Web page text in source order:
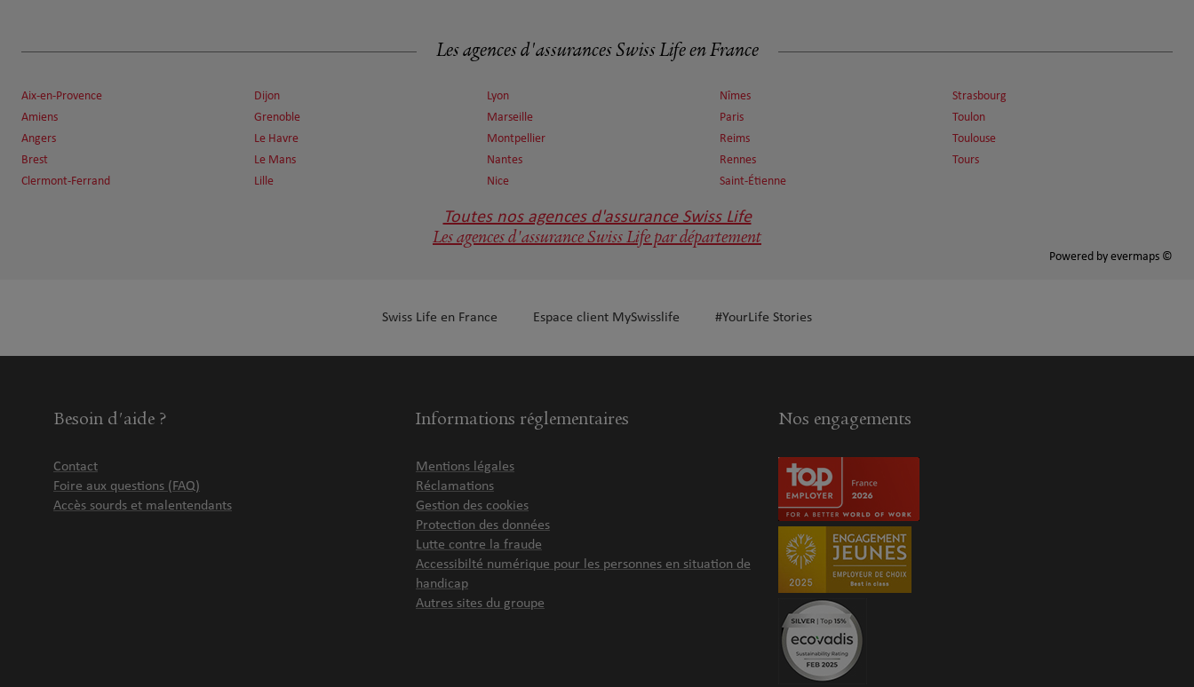
Les agences d'assurances Swiss Life en France
Aix-en-Provence
Amiens
Angers
Brest
Clermont-Ferrand
Dijon
Grenoble
Le Havre
Le Mans
Lille
Lyon
Marseille
Montpellier
Nantes
Nice
Nîmes
Paris
Reims
Rennes
Saint-Étienne
Strasbourg
Toulon
Toulouse
Tours
Toutes nos agences d'assurance Swiss Life
Les agences d'assurance Swiss Life par département
Powered by evermaps ©
Swiss Life en France Espace client MySwisslife #YourLife Stories
Besoin d'aide ?
Contact
Foire aux questions (FAQ)
Accès sourds et malentendants
Informations réglementaires
Mentions légales
Réclamations
Gestion des cookies
Protection des données
Lutte contre la fraude
Accessibilté numérique pour les personnes en situation de
handicap
Autres sites du groupe
Nos engagements